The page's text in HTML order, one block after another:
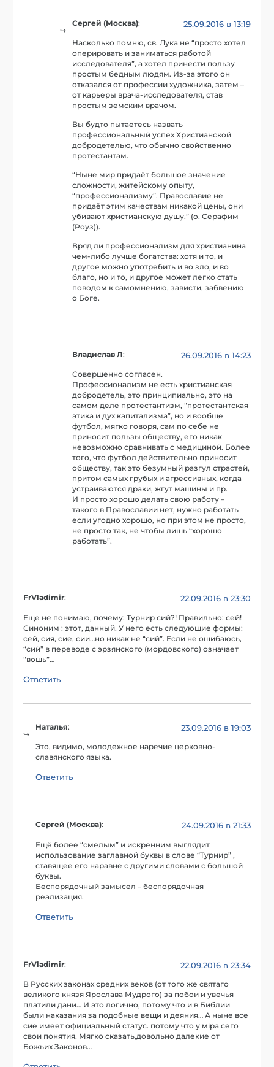
Сергей (Москва): 25.09.2016 в 13:19
Насколько помню, св. Лука не “просто хотел
оперировать и заниматься работой
исследователя”, а хотел принести пользу
простым бедным людям. Из-за этого он
отказался от профессии художника, затем –
от карьеры врача-исследователя, став
простым земским врачом.
Вы будто пытаетесь назвать
профессиональный успех Христианской
добродетелью, что обычно свойственно
протестантам.
“Ныне мир придаёт большое значение
сложности, житейскому опыту,
“профессионализму”. Православие не
придаёт этим качествам никакой цены, они
убивают христианскую душу.” (о. Серафим
(Роуз)).
Вряд ли профессионализм для христианина
чем-либо лучше богатства: хотя и то, и
другое можно употребить и во зло, и во
благо, но и то, и другое может легко стать
поводом к самомнению, зависти, забвению
о Боге.
Владислав Л: 26.09.2016 в 14:23
Совершенно согласен.
Профессионализм не есть христианская
добродетель, это принципиально, это на
самом деле протестантизм, “протестантская
этика и дух капитализма”, но и вообще
футбол, мягко говоря, сам по себе не
приносит пользы обществу, его никак
невозможно сравнивать с медициной. Более
того, что футбол действительно приносит
обществу, так это безумный разгул страстей,
притом самых грубых и агрессивных, когда
устраиваются драки, жгут машины и пр.
И просто хорошо делать свою работу –
такого в Православии нет, нужно работать
если угодно хорошо, но при этом не просто,
не просто так, не чтобы лишь “хорошо
работать”.
FrVladimir: 22.09.2016 в 23:30
Еще не понимаю, почему: Турнир сий?! Правильно: сей!
Синоним : этот, данный. У него есть следующие формы:
сей, сия, сие, сии…но никак не “сий”. Если не ошибаюсь,
“сий” в переводе с эрзянского (мордовского) означает
“вошь”…
Ответить
Наталья: 23.09.2016 в 19:03
Это, видимо, молодежное наречие церковно-
славянского языка.
Ответить
Сергей (Москва): 24.09.2016 в 21:33
Ещё более “смелым” и искренним выглядит
использование заглавной буквы в слове “Турнир” ,
ставящее его наравне с другими словами с большой
буквы.
Беспорядочный замысел – беспорядочная
реализация.
Ответить
FrVladimir: 22.09.2016 в 23:34
В Русских законах средних веков (от того же святаго
великого князя Ярослава Мудрого) за побои и увечья
платили дани… И это логично, потому что и в Библии
были наказания за подобные вещи и деяния… А ныне все
сие имеет официальный статус. потому что у мiра сего
свои понятия. Мягко сказать,довольно далекие от
Божьих Законов…